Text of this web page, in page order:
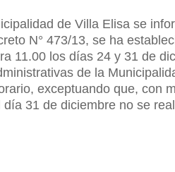
de Villa Elisa se
N° 473/13, se ha
11.00 los días 24 y 31 de
de la
exceptuando que, con
día 31 de diciembre no se